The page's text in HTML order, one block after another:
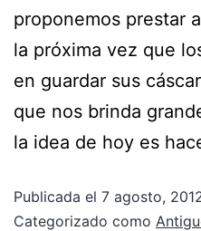
proponemos prestar
la próxima vez que
en guardar sus
que nos brinda
la idea de hoy es
Publicada el 7 agosto,
Categorizado como